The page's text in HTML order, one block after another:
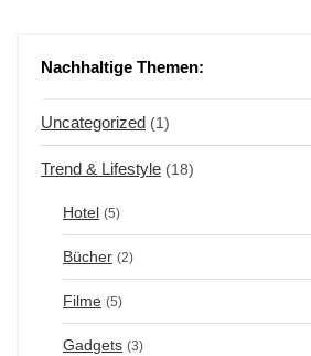
Nachhaltige Themen:
Uncategorized (1)
Trend & Lifestyle (18)
Hotel (5)
Bücher (2)
Filme (5)
Gadgets (3)